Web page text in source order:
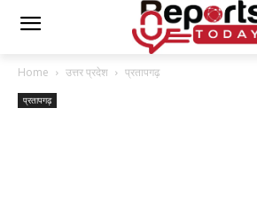
Home उत्तर प्रदेश प्रतापगढ़
प्रतापगढ़